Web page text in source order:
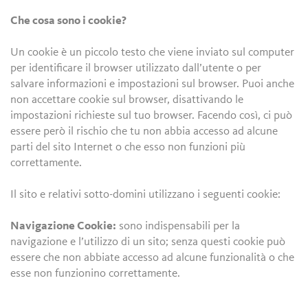
Che cosa sono i cookie?
Un cookie è un piccolo testo che viene inviato sul computer
per identificare il browser utilizzato dall’utente o per
salvare informazioni e impostazioni sul browser. Puoi anche
non accettare cookie sul browser, disattivando le
impostazioni richieste sul tuo browser. Facendo così, ci può
essere però il rischio che tu non abbia accesso ad alcune
parti del sito Internet o che esso non funzioni più
correttamente.
Il sito e relativi sotto-domini utilizzano i seguenti cookie:
Navigazione Cookie: sono indispensabili per la
navigazione e l’utilizzo di un sito; senza questi cookie può
essere che non abbiate accesso ad alcune funzionalità o che
esse non funzionino correttamente.